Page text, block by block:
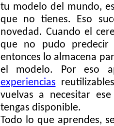
tu modelo del mundo,
que no tienes. Eso
novedad. Cuando el
que no pudo predecir
entonces lo almacena
el modelo. Por eso
experiencias
vuelvas a necesitar
tengas disponible.
Todo lo que aprendes,